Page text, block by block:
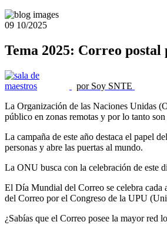
09 10/2025
Tema 2025: Correo
por Soy SNTE
La Organización de las Naciones Unidas
público en zonas remotas y por lo tanto
La campaña de este año destaca el papel
personas y abre las puertas al mundo.
La ONU busca con la celebración de este
El Día Mundial del Correo se celebra cada
del Correo por el Congreso de la UPU
¿Sabías que el Correo posee la mayor red